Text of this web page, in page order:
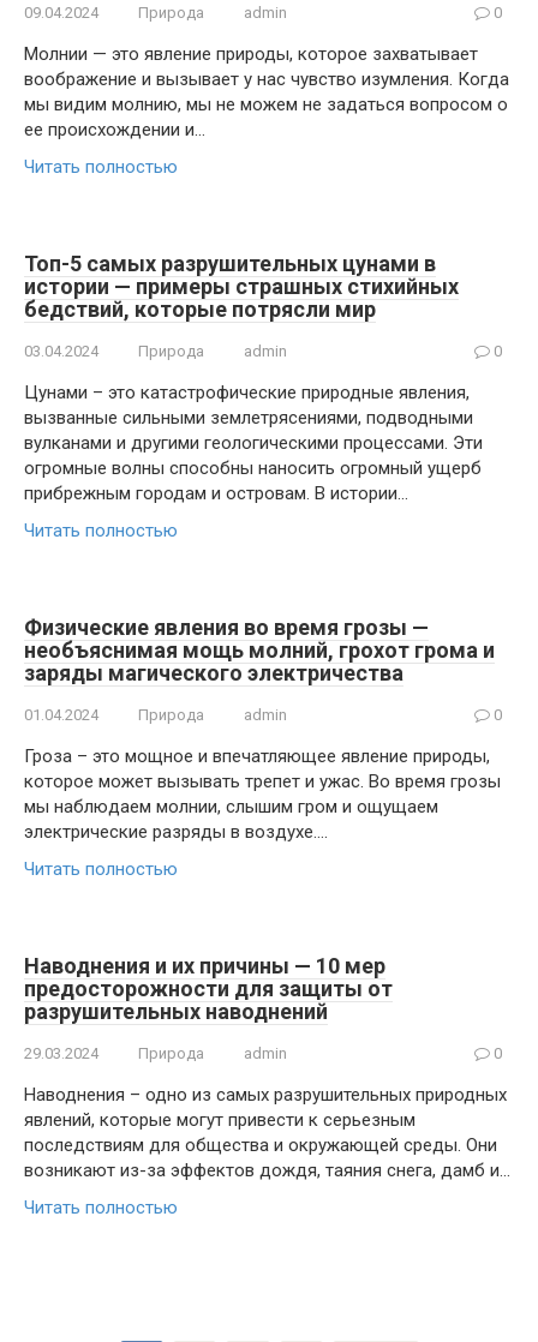
09.04.2024 Природа admin 0
Молнии — это явление природы, которое захватывает
воображение и вызывает у нас чувство изумления. Когда
мы видим молнию, мы не можем не задаться вопросом о
ее происхождении и…
Читать полностью
Топ-5 самых разрушительных цунами в
истории — примеры страшных стихийных
бедствий, которые потрясли мир
03.04.2024 Природа admin 0
Цунами – это катастрофические природные явления,
вызванные сильными землетрясениями, подводными
вулканами и другими геологическими процессами. Эти
огромные волны способны наносить огромный ущерб
прибрежным городам и островам. В истории…
Читать полностью
Физические явления во время грозы —
необъяснимая мощь молний, грохот грома и
заряды магического электричества
01.04.2024 Природа admin 0
Гроза – это мощное и впечатляющее явление природы,
которое может вызывать трепет и ужас. Во время грозы
мы наблюдаем молнии, слышим гром и ощущаем
электрические разряды в воздухе….
Читать полностью
Наводнения и их причины — 10 мер
предосторожности для защиты от
разрушительных наводнений
29.03.2024 Природа admin 0
Наводнения – одно из самых разрушительных природных
явлений, которые могут привести к серьезным
последствиям для общества и окружающей среды. Они
возникают из-за эффектов дождя, таяния снега, дамб и…
Читать полностью